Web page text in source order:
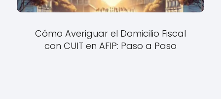
Cómo Averiguar el Domicilio Fiscal
con CUIT en AFIP: Paso a Paso